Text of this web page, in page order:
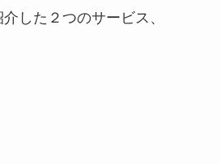
した２つのサービス、